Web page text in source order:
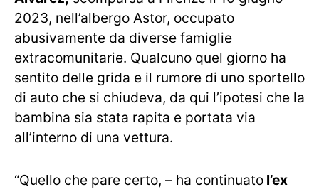
2023, nell’albergo Astor, occupato
abusivamente da diverse famiglie
extracomunitarie. Qualcuno quel giorno ha
sentito delle grida e il rumore di uno sportello
di auto che si chiudeva, da qui l’ipotesi che la
bambina sia stata rapita e portata via
all’interno di una vettura.
“Quello che pare certo, – ha continuato l’ex